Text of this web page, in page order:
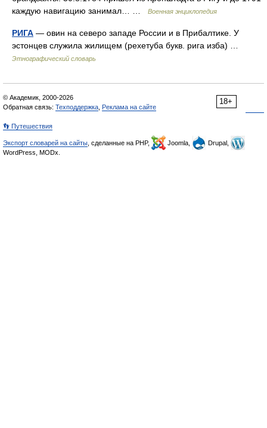
каждую навигацию занимал… …
Военная энциклопедия
РИГА — овин на северо западе России и в Прибалтике. У
эстонцев служила жилищем (рехетуба букв. рига изба) …
Этнографический словарь
18+
© Академик, 2000-2026
Обратная связь: Техподдержка Реклама на сайте
👣 Путешествия
Экспорт словарей на сайты , сделанные на PHP, Joomla,
Drupal,
WordPress, MODx.